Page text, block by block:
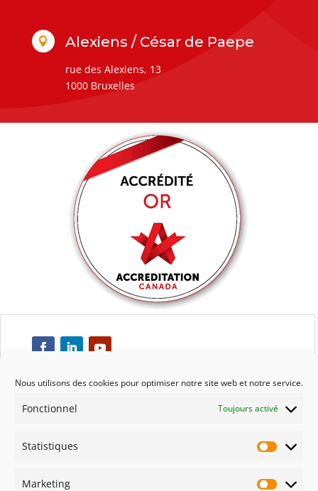
Nous utilisons des cookies pour optimiser notre site web et notre service.
Fonctionnel Toujours activé
Statistiques
Marketing
 Alexiens / César de Paepe
rue des Alexiens, 13
1000 Bruxelles
Respect
Engagement